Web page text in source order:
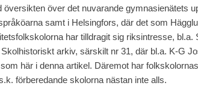
över det nuvarande gymnasienätets
samt i Helsingfors, där det som
har tilldragit sig riksintresse, bl.a.
arkiv, särskilt nr 31, där bl.a. K-G
här i denna artikel. Däremot har folkskolornas
förberedande skolorna nästan inte alls.